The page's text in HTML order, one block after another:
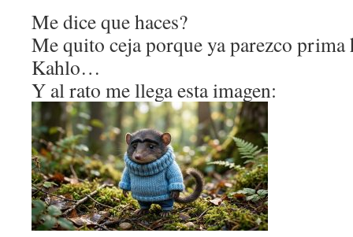
Me dice que haces?
Me quito ceja porque ya parezco prima
Kahlo…
Y al rato me llega esta imagen: